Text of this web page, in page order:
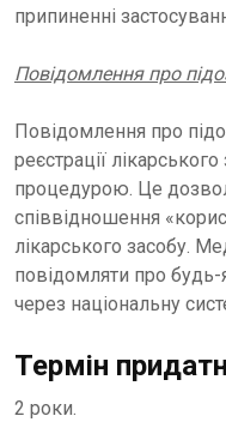
припиненні
Повідомлення про
Повідомлення про
реєстрації
процедурою. Це
співвідношення
лікарського засобу.
повідомляти про будь-
через національну
Термін
2 роки.